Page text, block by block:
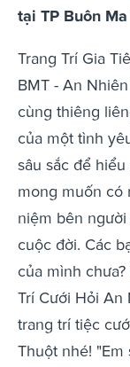
tại TP Buôn
Trang Trí Gia
BMT - An
cùng thiêng
của một tình
sâu sắc để
mong muốn có
niệm bên
cuộc đời. Các
của mình
Trí Cưới Hỏi An
trang trí tiệc
Thuột nhé! "Em